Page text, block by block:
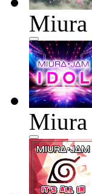
Miura
Miura